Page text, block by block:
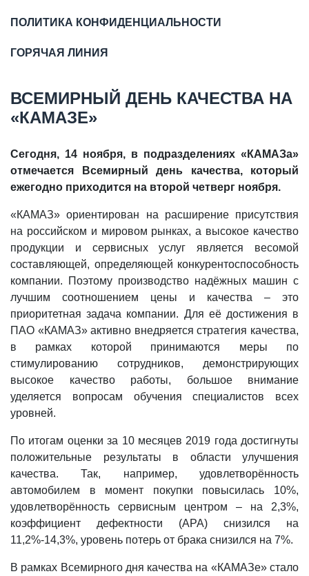
ПОЛИТИКА КОНФИДЕНЦИАЛЬНОСТИ
ГОРЯЧАЯ ЛИНИЯ
ВСЕМИРНЫЙ ДЕНЬ КАЧЕСТВА НА
«КАМАЗЕ»
Сегодня, 14 ноября, в подразделениях «КАМАЗа»
отмечается Всемирный день качества, который
ежегодно приходится на второй четверг ноября.
«КАМАЗ» ориентирован на расширение присутствия
на российском и мировом рынках, а высокое качество
продукции и сервисных услуг является весомой
составляющей, определяющей конкурентоспособность
компании. Поэтому производство надёжных машин с
лучшим соотношением цены и качества – это
приоритетная задача компании. Для её достижения в
ПАО «КАМАЗ» активно внедряется стратегия качества,
в рамках которой принимаются меры по
стимулированию сотрудников, демонстрирующих
высокое качество работы, большое внимание
уделяется вопросам обучения специалистов всех
уровней.
По итогам оценки за 10 месяцев 2019 года достигнуты
положительные результаты в области улучшения
качества. Так, например, удовлетворённость
автомобилем в момент покупки повысилась 10%,
удовлетворённость сервисным центром – на 2,3%,
коэффициент дефектности (APA) снизился на
11,2%-14,3%, уровень потерь от брака снизился на 7%.
В рамках Всемирного дня качества на «КАМАЗе» стало